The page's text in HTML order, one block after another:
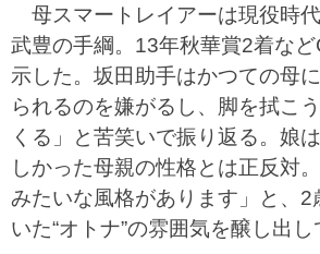
母スマートレイアーは現役時
武豊の手綱。13年秋華賞2着な
示した。坂田助手はかつての母
られるのを嫌がるし、脚を拭こ
くる」と苦笑いで振り返る。娘
しかった母親の性格とは正反対
みたいな風格があります」と、2
いた“オトナ”の雰囲気を醸し出し